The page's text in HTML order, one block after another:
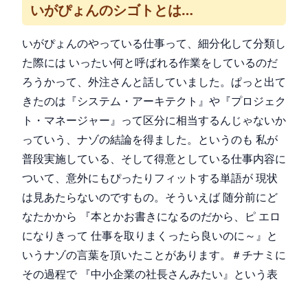
いがぴょんのシゴトとは…
いがぴょんのやっている仕事って、細分化して分類し
た際には いったい何と呼ばれる作業をしているのだ
ろうかって、外注さんと話していました。ぱっと出て
きたのは『システム・アーキテクト』や『プロジェク
ト・マネージャー』って区分に相当するんじゃないか
っていう、ナゾの結論を得ました。というのも 私が
普段実施している、そして得意としている仕事内容に
ついて、意外にもぴったりフィットする単語が 現状
は見あたらないのですもの。そういえば 随分前にど
なたかから 『本とかお書きになるのだから、ピ エロ
になりきって 仕事を取りまくったら良いのに～』と
いうナゾの言葉を頂いたことがあります。＃チナミに
その過程で 『中小企業の社長さんみたい』という表